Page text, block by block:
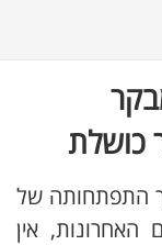
התפתחותה של
האחרונות, אין